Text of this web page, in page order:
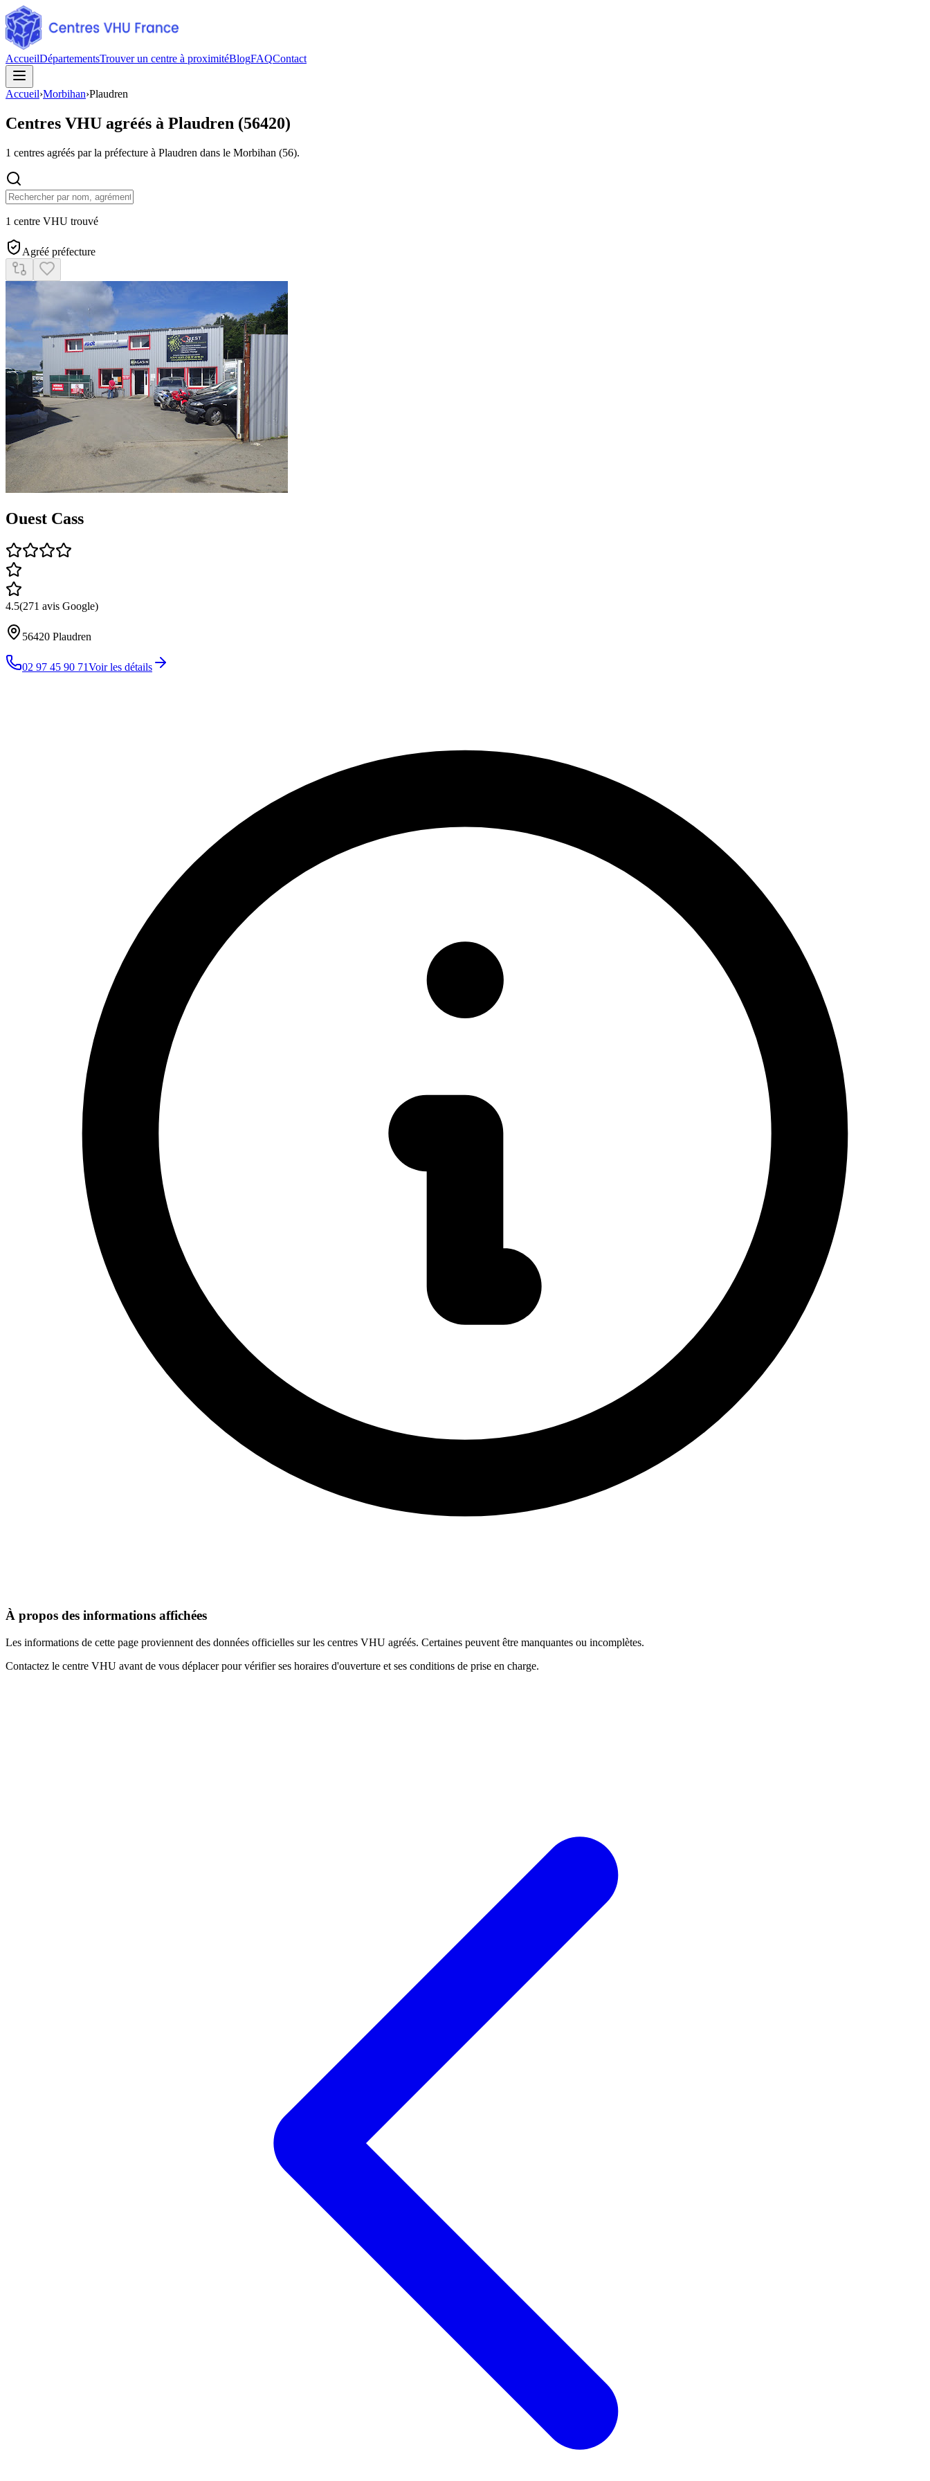
AccueilDépartementsTrouver un centre à proximitéBlogFAQContact
Accueil›Morbihan›Plaudren
Centres VHU agréés à Plaudren (56420)
1 centres agréés par la préfecture à Plaudren dans le Morbihan (56).
1 centre VHU trouvé
Agréé préfecture
Ouest Cass
4.5(271 avis Google)
56420 Plaudren
02 97 45 90 71Voir les détails
À propos des informations affichées
Les informations de cette page proviennent des données officielles sur les centres VHU agréés. Certaines peuvent être manquantes ou incomplètes.
Contactez le centre VHU avant de vous déplacer pour vérifier ses horaires d'ouverture et ses conditions de prise en charge.